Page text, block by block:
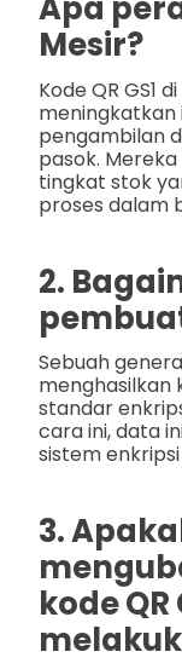
Apa
Mesir?
Kode QR GS1
meningkatkan
pengambilan
pasok.
tingkat stok
proses dalam
2.
pembuat
Sebuah
menghasilkan
standar
cara ini, data
sistem
3.
kode